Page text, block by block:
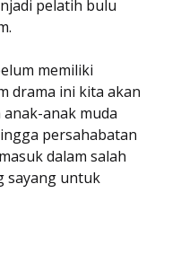
pelatih bulu
memiliki
drama ini kita akan
anak muda
persahabatan
dalam salah
sayang untuk